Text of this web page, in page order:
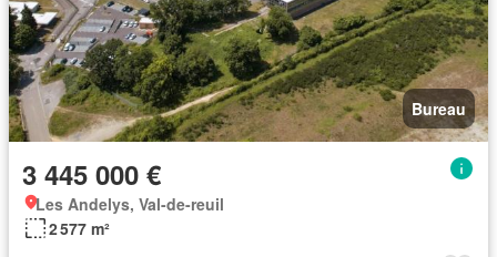
Bureau
3 445 000 €
Les Andelys, Val-de-reuil
2 577 m²